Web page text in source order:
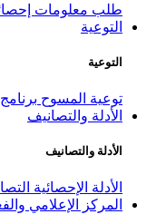
طلب معلومات
التوعية
التوعية
توعية المسوح
الأدلة والتصانيف
الأدلة والتصانيف
الأدلة الإحصائية
المركز الإعلامي